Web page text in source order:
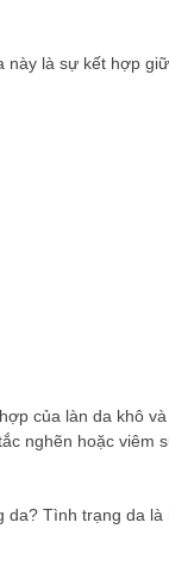
này là sự kết hợp
của làn da khô
nghẽn hoặc viêm
Tình trạng da